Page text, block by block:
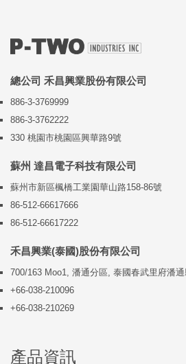
總公司 禾昌興業股份有限公司
886-3-3769999
886-3-3762222
330 桃園市桃園區興華路9號
蘇州 達昌電子科技有限公司
蘇州市新區楓橋工業園華山路158-86號
86-512-66617666
86-512-66617222
禾昌興業(泰國)股份有限公司
700/163 Moo1, 潘通分區, 泰國春武里府潘
+66-038-210096
+66-038-210269
產品資訊